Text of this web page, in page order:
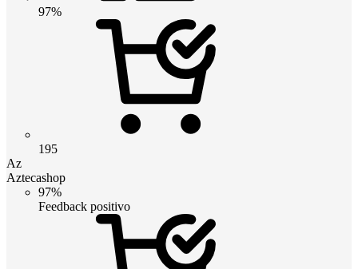
97%
195
Az
Aztecashop
97%
Feedback positivo